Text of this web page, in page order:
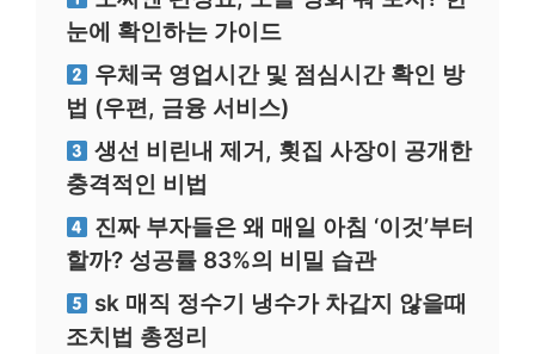
눈에 확인하는 가이드
우체국 영업시간 및 점심시간 확인 방
법 (우편, 금융 서비스)
생선 비린내 제거, 횟집 사장이 공개한
충격적인 비법
진짜 부자들은 왜 매일 아침 ‘이것’부터
할까? 성공률 83%의 비밀 습관
sk 매직 정수기 냉수가 차갑지 않을때
조치법 총정리